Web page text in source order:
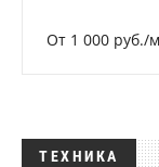
От 1 000 руб./
ТЕХНИКА